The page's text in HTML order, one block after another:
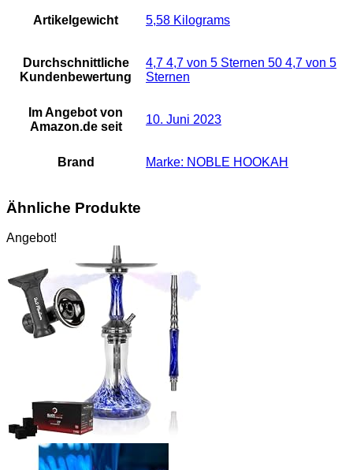
Artikelgewicht ‎5,58 Kilograms
Durchschnittliche
Kundenbewertung
4,7 4,7 von 5 Sternen 50 4,7 von 5
Sternen
Im Angebot von
Amazon.de seit
10. Juni 2023
Brand Marke: NOBLE HOOKAH
Ähnliche Produkte
Angebot!